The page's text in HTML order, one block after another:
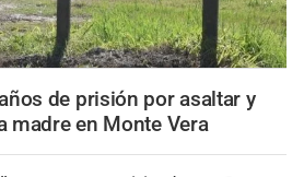
de prisión por asaltar y
madre en Monte Vera